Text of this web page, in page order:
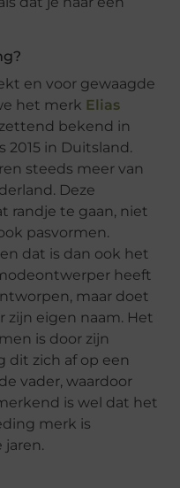
en voor gewaagde
het merk Elias
bekend in
2015 in Duitsland.
steeds meer van
Deze
randje te gaan, niet
pasvormen.
dat is dan ook het
heeft
maar doet
zijn eigen naam. Het
is door zijn
dit zich af op een
vader, waardoor
is wel dat het
merk is
jaren.